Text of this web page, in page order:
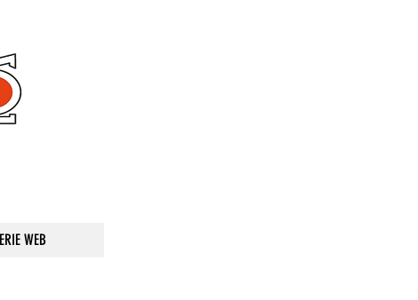
WEB